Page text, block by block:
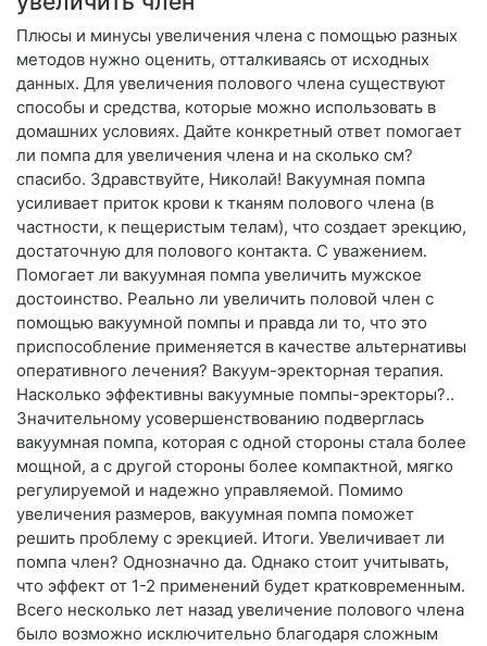
Плюсы и минусы увеличения члена с помощью разных
методов нужно оценить, отталкиваясь от исходных
данных. Для увеличения полового члена существуют
способы и средства, которые можно использовать в
домашних условиях. Дайте конкретный ответ помогает
ли помпа для увеличения члена и на сколько см?
спасибо. Здравствуйте, Николай! Вакуумная помпа
усиливает приток крови к тканям полового члена (в
частности, к пещеристым телам), что создает эрекцию,
достаточную для полового контакта. С уважением.
Помогает ли вакуумная помпа увеличить мужское
достоинство. Реально ли увеличить половой член с
помощью вакуумной помпы и правда ли то, что это
приспособление применяется в качестве альтернативы
оперативного лечения? Вакуум-эректорная терапия.
Насколько эффективны вакуумные помпы-эректоры?..
Значительному усовершенствованию подверглась
вакуумная помпа, которая с одной стороны стала более
мощной, а с другой стороны более компактной, мягко
регулируемой и надежно управляемой. Помимо
увеличения размеров, вакуумная помпа поможет
решить проблему с эрекцией. Итоги. Увеличивает ли
помпа член? Однозначно да. Однако стоит учитывать,
что эффект от 1-2 применений будет кратковременным.
Всего несколько лет назад увеличение полового члена
было возможно исключительно благодаря сложным